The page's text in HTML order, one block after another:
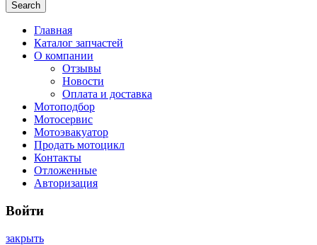
Search
Главная
Каталог запчастей
О компании
Отзывы
Новости
Оплата и доставка
Мотоподбор
Мотосервис
Мотоэвакуатор
Продать мотоцикл
Контакты
Отложенные
Авторизация
Войти
закрыть